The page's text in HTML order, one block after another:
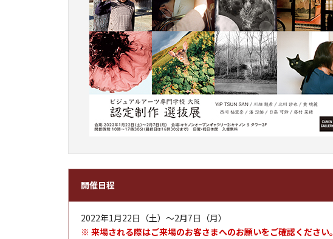
開催日程
2022年1月22日（土）～2月7日（月）
※ 来場される際はご来場のお客さまへのお願いをご確認ください。